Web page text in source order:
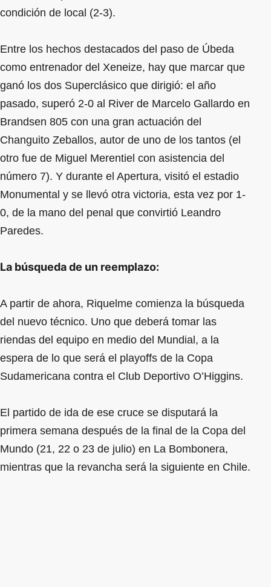
condición de local (2-3).
Entre los hechos destacados del paso de Úbeda
como entrenador del Xeneize, hay que marcar que
ganó los dos Superclásico que dirigió: el año
pasado, superó 2-0 al River de Marcelo Gallardo en
Brandsen 805 con una gran actuación del
Changuito Zeballos, autor de uno de los tantos (el
otro fue de Miguel Merentiel con asistencia del
número 7). Y durante el Apertura, visitó el estadio
Monumental y se llevó otra victoria, esta vez por 1-
0, de la mano del penal que convirtió Leandro
Paredes.
La búsqueda de un reemplazo:
A partir de ahora, Riquelme comienza la búsqueda
del nuevo técnico. Uno que deberá tomar las
riendas del equipo en medio del Mundial, a la
espera de lo que será el playoffs de la Copa
Sudamericana contra el Club Deportivo O’Higgins.
El partido de ida de ese cruce se disputará la
primera semana después de la final de la Copa del
Mundo (21, 22 o 23 de julio) en La Bombonera,
mientras que la revancha será la siguiente en Chile.